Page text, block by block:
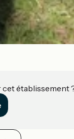
établissement